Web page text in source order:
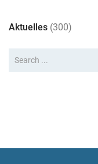
Aktuelles (300)